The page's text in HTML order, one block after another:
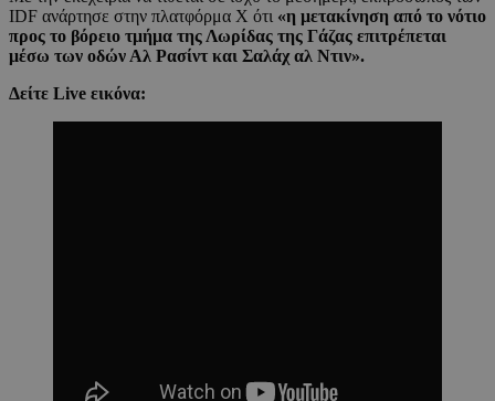
IDF ανάρτησε στην πλατφόρμα X ότι «η μετακίνηση από το νότιο
προς το βόρειο τμήμα της Λωρίδας της Γάζας επιτρέπεται
μέσω των οδών Αλ Ρασίντ και Σαλάχ αλ Ντιν».
Δείτε Live εικόνα: